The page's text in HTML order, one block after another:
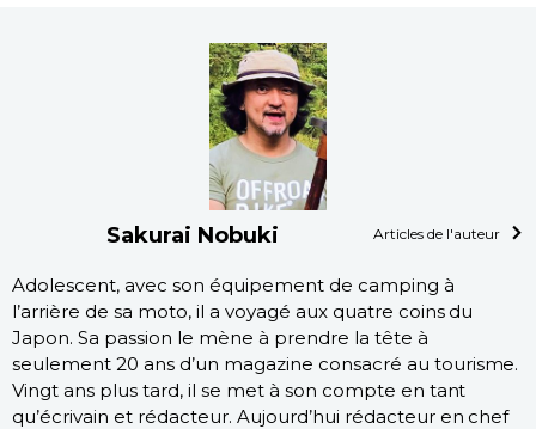
Sakurai Nobuki Articles de l'auteur
Adolescent, avec son équipement de camping à
l’arrière de sa moto, il a voyagé aux quatre coins du
Japon. Sa passion le mène à prendre la tête à
seulement 20 ans d’un magazine consacré au tourisme.
Vingt ans plus tard, il se met à son compte en tant
qu’écrivain et rédacteur. Aujourd’hui rédacteur en chef